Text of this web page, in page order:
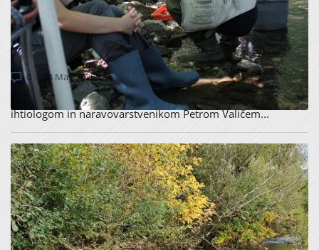
MONITORING PRIMORSKE PODUSTI S
PODPORO LOKALNIH STROKOVNJAKOV IN
RIBIŠKE DRUŽINE AJDOVŠČINA
0 23 May 2025
Konec septembra 2024 smo ponosno sodelovali z lokalnim
ihtiologom in naravovarstvenikom Petrom Valičem...